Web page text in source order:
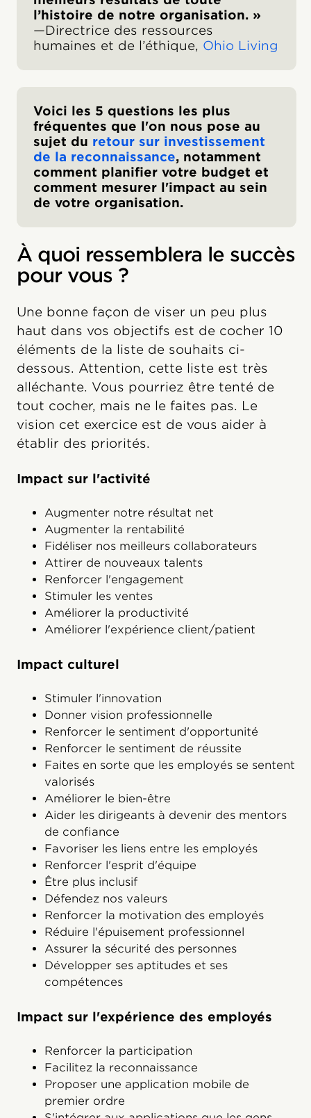
l’histoire de notre organisation. »
‍—Directrice des ressources
humaines et de l’éthique, Ohio Living
Voici les 5 questions les plus
fréquentes que l'on nous pose au
sujet du retour sur investissement
de la reconnaissance, notamment
comment planifier votre budget et
comment mesurer l'impact au sein
de votre organisation.
À quoi ressemblera le succès
pour vous ?
Une bonne façon de viser un peu plus
haut dans vos objectifs est de cocher 10
éléments de la liste de souhaits ci-
dessous. Attention, cette liste est très
alléchante. Vous pourriez être tenté de
tout cocher, mais ne le faites pas. Le
vision cet exercice est de vous aider à
établir des priorités.
Impact sur l'activité
Augmenter notre résultat net
Augmenter la rentabilité
Fidéliser nos meilleurs collaborateurs
Attirer de nouveaux talents
Renforcer l'engagement
Stimuler les ventes
Améliorer la productivité
Améliorer l'expérience client/patient
Impact culturel
Stimuler l'innovation
Donner vision professionnelle
Renforcer le sentiment d'opportunité
Renforcer le sentiment de réussite
Faites en sorte que les employés se sentent
valorisés
Améliorer le bien-être
Aider les dirigeants à devenir des mentors
de confiance
Favoriser les liens entre les employés
Renforcer l'esprit d'équipe
Être plus inclusif
Défendez nos valeurs
Renforcer la motivation des employés
Réduire l'épuisement professionnel
Assurer la sécurité des personnes
Développer ses aptitudes et ses
compétences
Impact sur l'expérience des employés
Renforcer la participation
Facilitez la reconnaissance
Proposer une application mobile de
premier ordre